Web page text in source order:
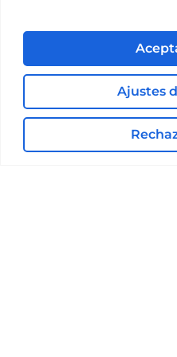
Ajustes